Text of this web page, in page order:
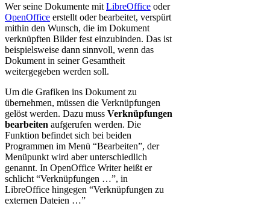
Wer seine Dokumente mit LibreOffice oder
OpenOffice erstellt oder bearbeitet, verspürt
mithin den Wunsch, die im Dokument
verknüpften Bilder fest einzubinden. Das ist
beispielsweise dann sinnvoll, wenn das
Dokument in seiner Gesamtheit
weitergegeben werden soll.
Um die Grafiken ins Dokument zu
übernehmen, müssen die Verknüpfungen
gelöst werden. Dazu muss Verknüpfungen
bearbeiten aufgerufen werden. Die
Funktion befindet sich bei beiden
Programmen im Menü “Bearbeiten”, der
Menüpunkt wird aber unterschiedlich
genannt. In OpenOffice Writer heißt er
schlicht “Verknüpfungen …”, in
LibreOffice hingegen “Verknüpfungen zu
externen Dateien …”